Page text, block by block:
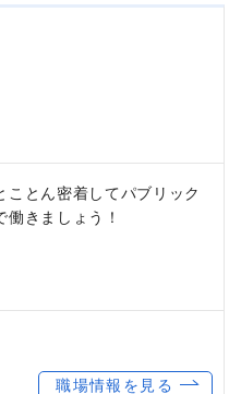
ことん密着してパブリック
働きましょう！
職場情報を見る